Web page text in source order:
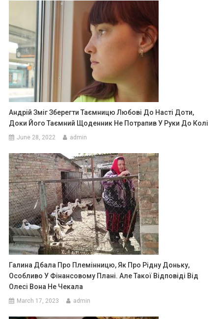
Андрій Зміг Зберегти Таємницю Любові До Насті Доти,
Доки Його Таємний Щоденник Не Потрапив У Руки До Колі
June 28, 2022 admin
Галина Дбала Про Племінницю, Як Про Рідну Доньку,
Особливо У Фінансовому Плані. Але Такої Відповіді Від
Олесі Вона Не Чекала
March 17, 2023 admin